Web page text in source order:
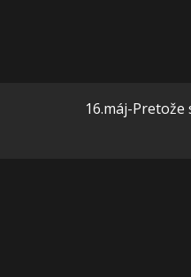
16.máj-